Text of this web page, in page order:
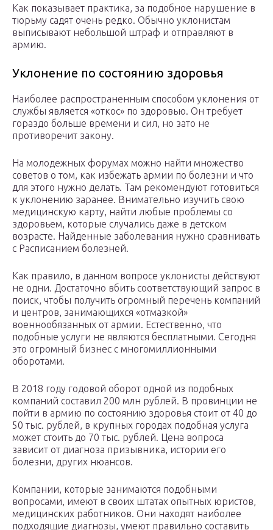
Как показывает практика, за подобное нарушение в
тюрьму садят очень редко. Обычно уклонистам
выписывают небольшой штраф и отправляют в
армию.
Уклонение по состоянию здоровья
Наиболее распространенным способом уклонения от
службы является «откос» по здоровью. Он требует
гораздо больше времени и сил, но зато не
противоречит закону.
На молодежных форумах можно найти множество
советов о том, как избежать армии по болезни и что
для этого нужно делать. Там рекомендуют готовиться
к уклонению заранее. Внимательно изучить свою
медицинскую карту, найти любые проблемы со
здоровьем, которые случались даже в детском
возрасте. Найденные заболевания нужно сравнивать
с Расписанием болезней.
Как правило, в данном вопросе уклонисты действуют
не одни. Достаточно вбить соответствующий запрос в
поиск, чтобы получить огромный перечень компаний
и центров, занимающихся «отмазкой»
военнообязанных от армии. Естественно, что
подобные услуги не являются бесплатными. Сегодня
это огромный бизнес с многомиллионными
оборотами.
В 2018 году годовой оборот одной из подобных
компаний составил 200 млн рублей. В провинции не
пойти в армию по состоянию здоровья стоит от 40 до
50 тыс. рублей, в крупных городах подобная услуга
может стоить до 70 тыс. рублей. Цена вопроса
зависит от диагноза призывника, истории его
болезни, других нюансов.
Компании, которые занимаются подобными
вопросами, имеют в своих штатах опытных юристов,
медицинских работников. Они находят наиболее
подходящие диагнозы, умеют правильно составить